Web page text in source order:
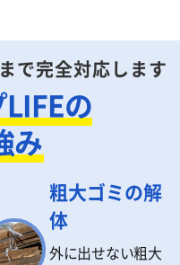
で完全対応します
の
み
粗大ゴミの解
体
外に出せない粗大